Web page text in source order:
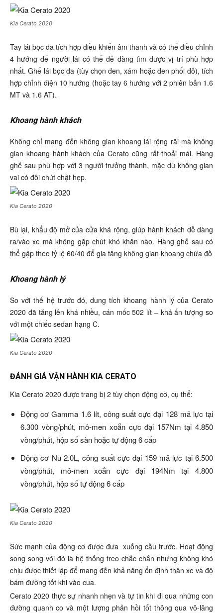
Kia Cerato 2020
Tay lái bọc da tích hợp điều khiển âm thanh và có thể điều chỉnh
4 hướng để người lái có thể dễ dàng tìm được vị trí phù hợp
nhất. Ghế lái bọc da (tùy chọn đen, xám hoặc đen phối đỏ), tích
hợp chỉnh điện 10 hướng (hoặc tay 6 hướng với 2 phiên bản 1.6
MT và 1.6 AT).
Khoang hành khách
Không chỉ mang đến không gian khoang lái rộng rãi mà không
gian khoang hành khách của Cerato cũng rất thoải mái. Hàng
ghế sau phù hợp với 3 người trưởng thành, mặc dù không gian
vai có đôi chút chật hẹp.
Kia Cerato 2020
Bù lại, khẩu độ mở của cửa khá rộng, giúp hành khách dễ dàng
ra/vào xe mà không gặp chút khó khăn nào. Hàng ghế sau có
thể gập theo tỷ lệ 60/40 để gia tăng không gian khoang chứa đồ
Khoang hành lý
So với thế hệ trước đó, dung tích khoang hành lý của Cerato
2020 đã tăng lên khá nhiều, cán mốc 502 lít – khá ấn tượng so
với một chiếc sedan hạng C.
Kia Cerato 2020
ĐÁNH GIÁ VẬN HÀNH KIA CERATO
Kia Cerato 2020 được trang bị 2 tùy chọn động cơ, cụ thể:
Động cơ Gamma 1.6 lít, công suất cực đại 128 mã lực tại
6.300 vòng/phút, mô-men xoắn cực đại 157Nm tại 4.850
vòng/phút, hộp số sàn hoặc tự động 6 cấp
Động cơ Nu 2.0L, công suất cực đại 159 mã lực tại 6.500
vòng/phút, mô-men xoắn cực đại 194Nm tại 4.800
vòng/phút, hộp số tự động 6 cấp
Kia Cerato 2020
Sức mạnh của động cơ được đưa xuống cầu trước. Hoạt động
song song với đó là hệ thống treo chắc chắn nhưng không khó
chịu được thiết lập để mang đến khả năng ổn định thân xe và độ
bám đường tốt khi vào cua.
Cerato 2020 thực sự nhanh nhẹn và tự tin khi đi qua những con
đường quanh co và một lượng phản hồi tốt thông qua vô-lăng